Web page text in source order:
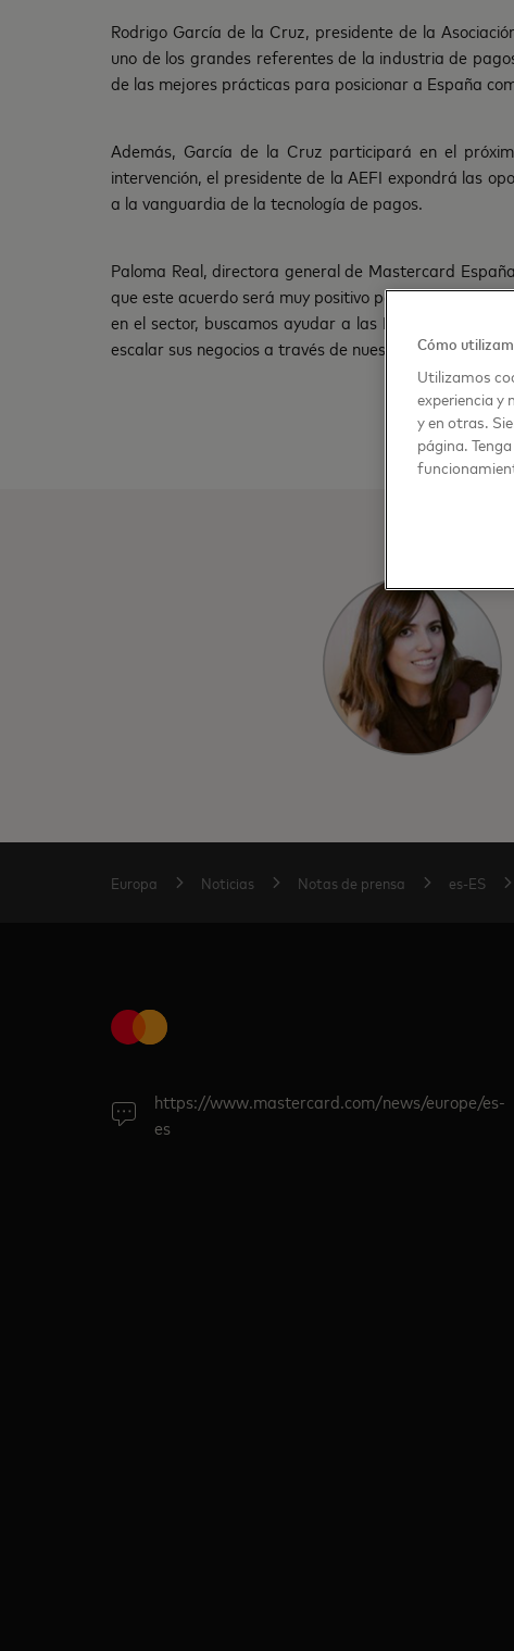
Rodrigo García de la Cruz, presidente de la
uno de los grandes referentes de la industria de
de las mejores prácticas para posicionar a España
Además, García de la Cruz participará en el
intervención, el presidente de la AEFI expondrá las
a la vanguardia de la tecnología de pagos.
Paloma Real, directora general de Mastercard
que este acuerdo será muy positivo para la industria.
en el sector, buscamos ayudar a las Fintech a
escalar sus negocios a través de nuestra red”.
Europa Noticias Notas de prensa es-ES
https://www.mastercard.com/news/europe/es-
es
Cómo
Utilizamos
experiencia y
y en otras.
página.